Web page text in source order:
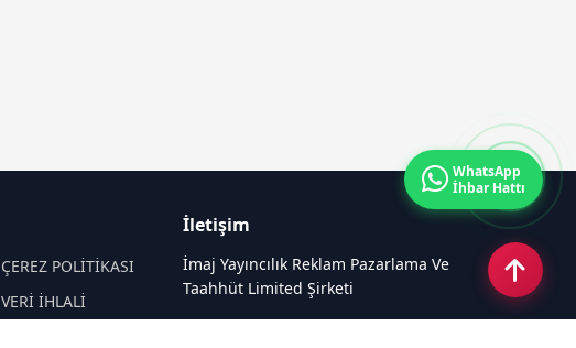
ÇEREZ POLİTİKASI
VERİ İHLALİ
İletişim
İmaj Yayıncılık Reklam Pazarlama Ve
Taahhüt Limited Şirketi
WhatsApp
İhbar Hattı